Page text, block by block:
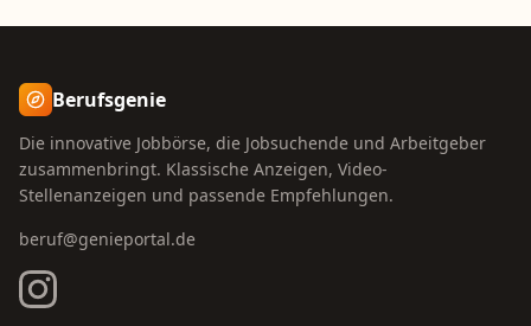
Berufsgenie
Die innovative Jobbörse, die Jobsuchende und Arbeitgeber
zusammenbringt. Klassische Anzeigen, Video-
Stellenanzeigen und passende Empfehlungen.
beruf@genieportal.de